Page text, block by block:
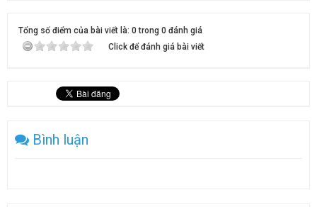
Tổng số điểm của bài viết là: 0 trong 0 đánh giá
Click để đánh giá bài viết
Bình luận